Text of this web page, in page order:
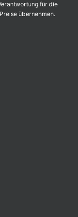
für die
übernehmen.